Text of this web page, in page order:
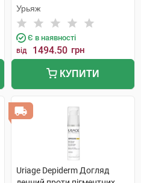
флакон
Урьяж
Є в наявності
від 1494.50 грн
КУПИТИ
Uriage Depiderm Догляд